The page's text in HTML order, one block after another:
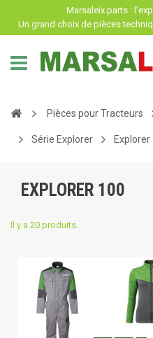
Marsaleix.parts :
Un grand choix de pièces
Pièces pour Tracteurs
Série Explorer Explorer
EXPLORER 100
Il y a 20 produits.
Panneau de gestion des cookies